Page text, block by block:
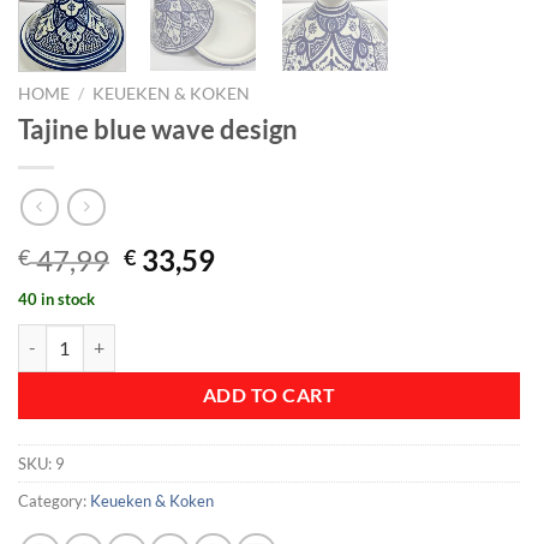
HOME / KEUEKEN & KOKEN
Tajine blue wave design
€47,99 Original
price
€ 33,59Current
40 in stock
ADD TO CART
SKU: 9
Category: Keueken & Koken